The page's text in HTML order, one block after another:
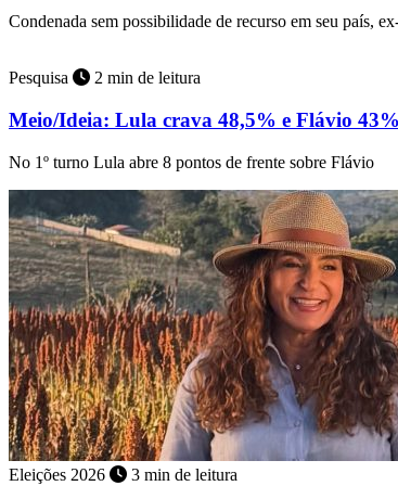
Condenada sem possibilidade de recurso em seu país,
Pesquisa 2 min de leitura
Meio/Ideia: Lula crava 48,5% e Flávio
No 1º turno Lula abre 8 pontos de frente sobre Flávio
Eleições 2026 3 min de leitura